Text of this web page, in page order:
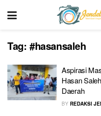
Tag: #hasansaleh
Aspirasi
Hasan
Daerah
BY REDAKSI